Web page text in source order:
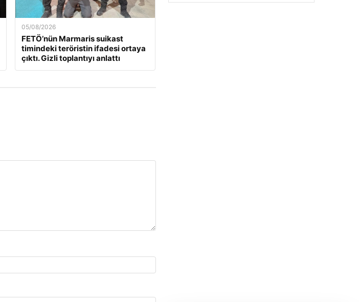
05/08/2026
FETÖ’nün Marmaris suikast
timindeki teröristin ifadesi ortaya
çıktı. Gizli toplantıyı anlattı